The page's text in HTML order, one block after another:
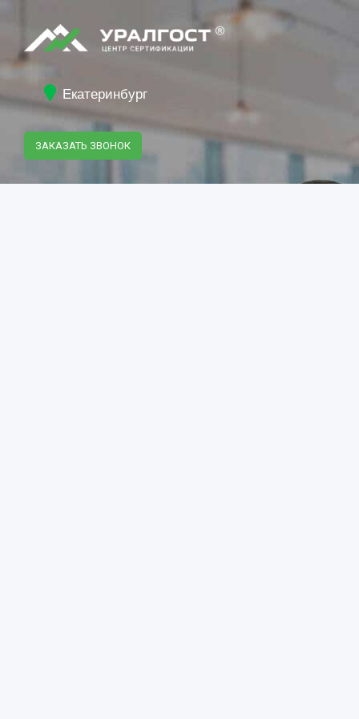
Екатеринбург
ЗАКАЗАТЬ ЗВОНОК